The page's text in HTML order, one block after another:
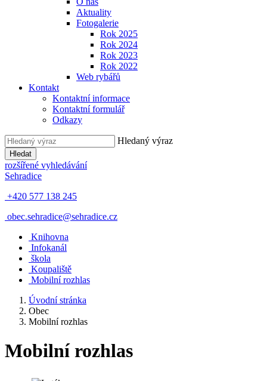
Aktuality
Fotogalerie
Rok 2025
Rok 2024
Rok 2023
Rok 2022
Web rybářů
Kontakt
Kontaktní informace
Kontaktní formulář
Odkazy
Hledaný výraz
Hledat
rozšířené vyhledávání
Sehradice
+420 577 138 245
obec.sehradice@sehradice.cz
Knihovna
Infokanál
škola
Koupaliště
Mobilní rozhlas
Úvodní stránka
Obec
Mobilní rozhlas
Mobilní rozhlas